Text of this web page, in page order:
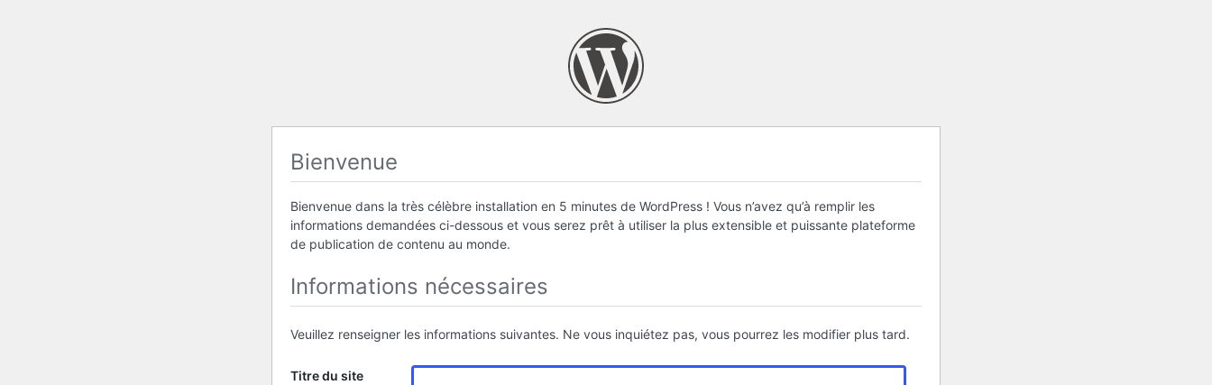
Bienvenue
Bienvenue dans la très célèbre installation en 5 minutes de WordPress ! Vous n’avez qu’à remplir les
informations demandées ci-dessous et vous serez prêt à utiliser la plus extensible et puissante plateforme
de publication de contenu au monde.
Informations nécessaires
Veuillez renseigner les informations suivantes. Ne vous inquiétez pas, vous pourrez les modifier plus tard.
Titre du site